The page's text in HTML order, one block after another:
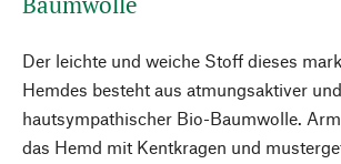
Der leichte und weiche Stoff dieses
Hemdes besteht aus atmungsaktiver und
hautsympathischer Bio-Baumwolle.
das Hemd mit Kentkragen und